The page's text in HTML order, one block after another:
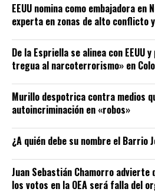
EEUU nomina como embajadora
experta en zonas de alto conflicto
De la Espriella se alinea con
tregua al narcoterrorismo» en
Murillo despotrica contra medios
autoincriminación en «robos»
¿A quién debe su nombre el Barrio
Juan Sebastián Chamorro advierte
los votos en la OEA será falla del